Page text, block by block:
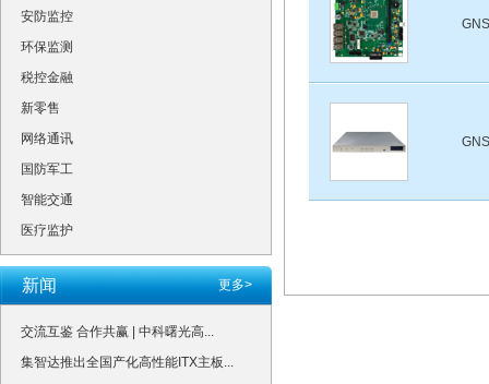
安防监控
环保监测
税控金融
新零售
网络通讯
国防军工
智能交通
医疗监护
更多>
新闻
交流互鉴 合作共赢 | 中科曙光高...
集智达推出全国产化高性能ITX主板...